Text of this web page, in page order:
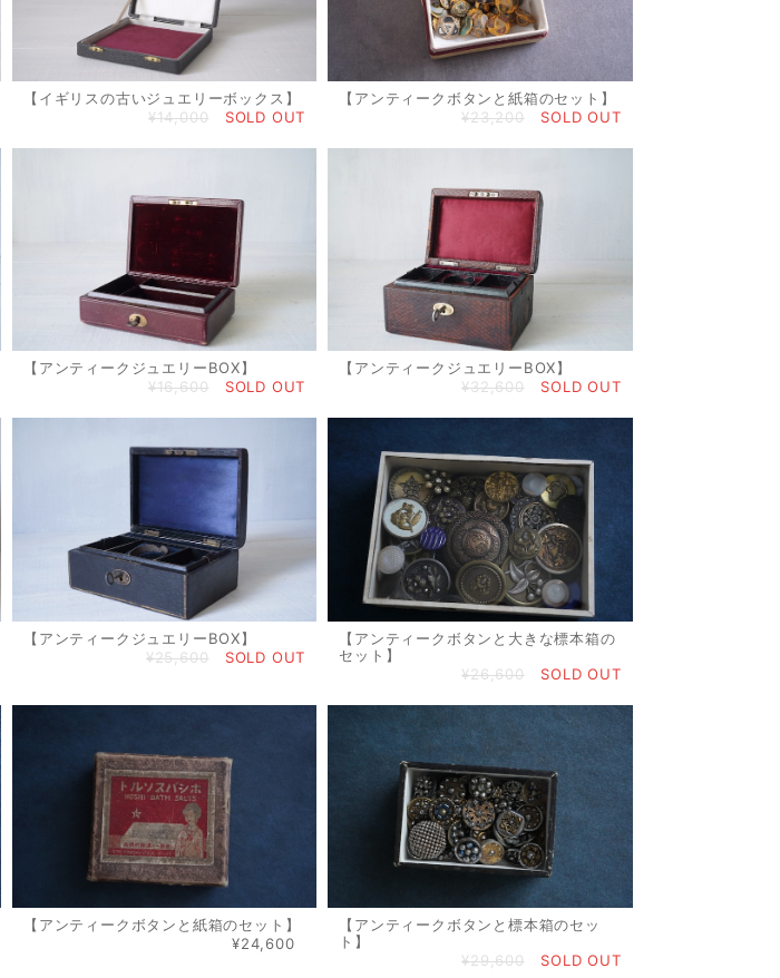
【イギリスの古いジュエリーボックス】
¥14,000
SOLD OUT
【アンティークボタンと紙箱のセット】
¥23,200
SOLD OUT
【アンティークジュエリーBOX】
¥16,600
SOLD OUT
【アンティークジュエリーBOX】
¥32,600
SOLD OUT
【アンティークジュエリーBOX】
¥25,600
SOLD OUT
【アンティークボタンと大きな標本箱の
セット】
¥26,600
SOLD OUT
【アンティークボタンと紙箱のセット】
¥24,600
【アンティークボタンと標本箱のセッ
ト】
¥29,600
SOLD OUT